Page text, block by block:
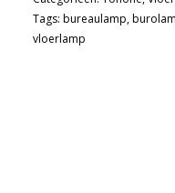
GREEN
aantal
Tags:bureaulamp,
vloerlamp